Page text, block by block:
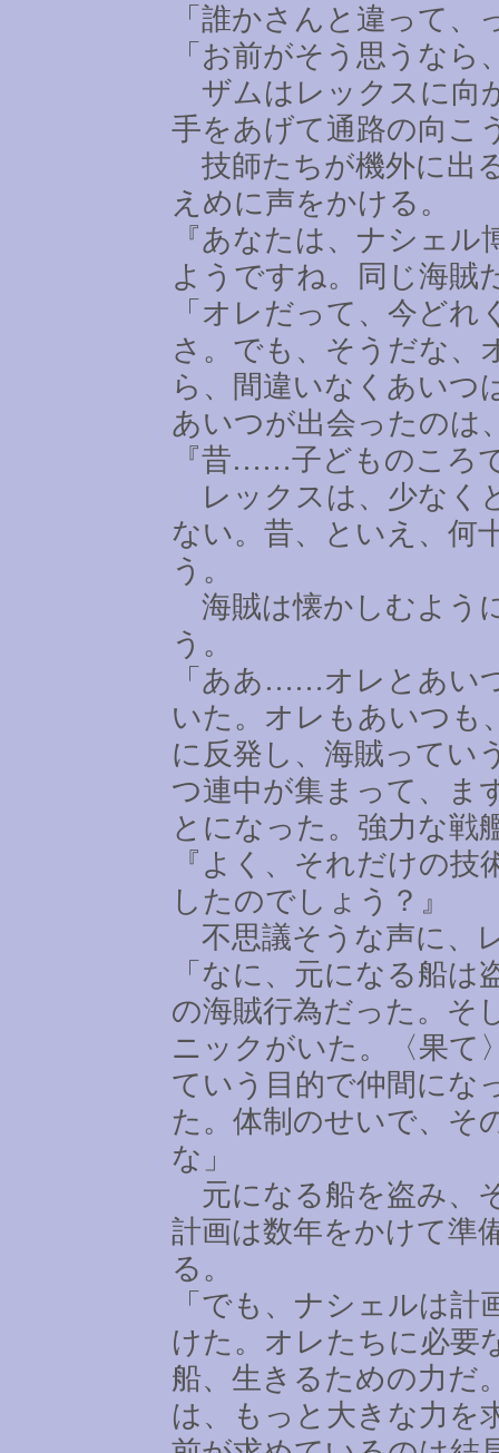
「誰かさんと違って
「お前がそう思うなら
ザムはレックスに向
手をあげて通路の向こ
技師たちが機外に出
えめに声をかける。
『あなたは、ナシェ
ようですね。同じ海賊
「オレだって、今ど
さ。でも、そうだな、
ら、間違いなくあいつ
あいつが出会ったのは
『昔……子どものころ
レックスは、少なく
ない。昔、といえ、何
う。
海賊は懐かしむよう
う。
「ああ ……オレとあい
いた。オレもあいつも
に反発し、海賊ってい
つ連中が集まって、ま
とになった。強力な戦
『よく、それだけの
したのでしょう？』
不思議そうな声に、
「なに、元になる船
の海賊行為だった。そ
ニックがいた。〈果て
ていう目的で仲間にな
た。体制のせいで、そ
な」
元になる船を盗み、
計画は数年をかけて準
る。
「でも、ナシェルは
けた。オレたちに必要
船、生きるための力だ
は、もっと大きな力を